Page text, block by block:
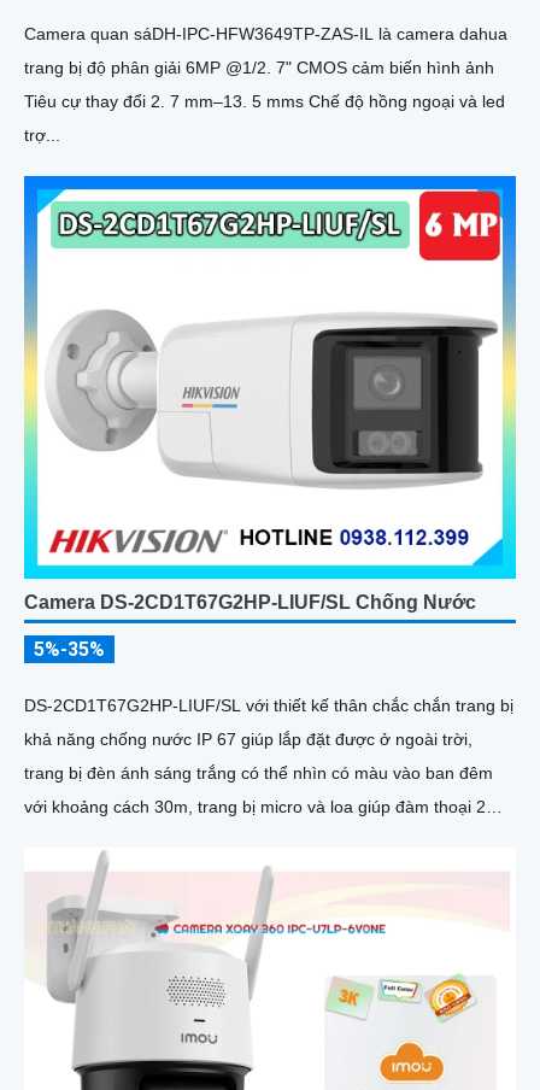
Camera quan sáDH-IPC-HFW3649TP-ZAS-IL là camera dahua
trang bị độ phân giải 6MP @1/2. 7" CMOS cảm biến hình ảnh
Tiêu cự thay đổi 2. 7 mm–13. 5 mms Chế độ hồng ngoại và led
trợ...
Camera DS-2CD1T67G2HP-LIUF/SL Chống Nước
5%-35%
DS-2CD1T67G2HP-LIUF/SL với thiết kế thân chắc chắn trang bị
khả năng chống nước IP 67 giúp lắp đặt được ở ngoài trời,
trang bị đèn ánh sáng trắng có thể nhìn có màu vào ban đêm
với khoảng cách 30m, trang bị micro và loa giúp đàm thoại 2